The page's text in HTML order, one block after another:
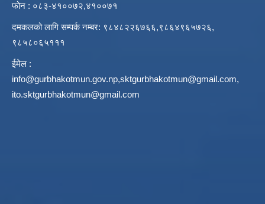
फोन : ०८३-४१००७२,४१००७१
दमकलको लागि सम्पर्क नम्बर: ९८४८२२६७६६,९८६४९६५७२६,
९८५८०६५१११
ईमेल :
info@gurbhakotmun.gov.np,sktgurbhakotmun@gmail.com,
ito.sktgurbhakotmun@gmail.com